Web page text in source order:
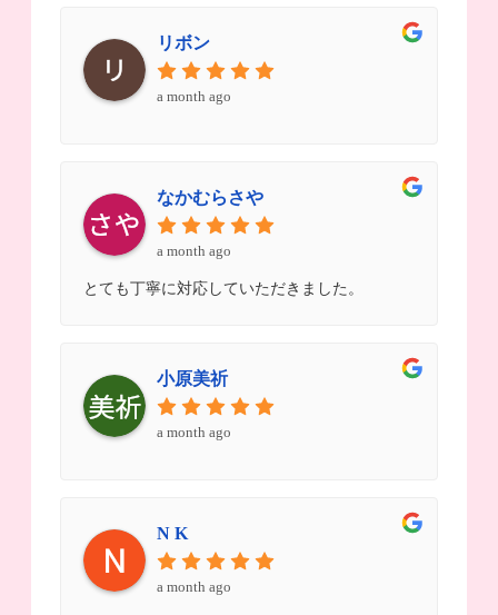
リボン
a month ago
なかむらさや
a month ago
とても丁寧に対応していただきました。
小原美祈
a month ago
N K
a month ago